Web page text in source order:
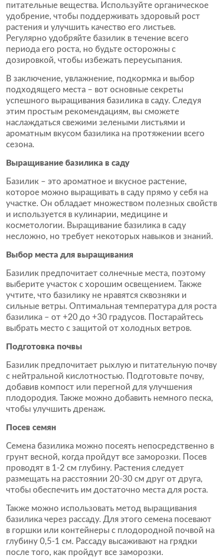
питательные вещества. Используйте органическое
удобрение, чтобы поддерживать здоровый рост
растения и улучшить качество его листьев.
Регулярно удобряйте базилик в течение всего
периода его роста, но будьте осторожны с
дозировкой, чтобы избежать переусыпания.
В заключение, увлажнение, подкормка и выбор
подходящего места – вот основные секреты
успешного выращивания базилика в саду. Следуя
этим простым рекомендациям, вы сможете
наслаждаться свежими зелеными листьями и
ароматным вкусом базилика на протяжении всего
сезона.
Выращивание базилика в саду
Базилик – это ароматное и вкусное растение,
которое можно выращивать в саду прямо у себя на
участке. Он обладает множеством полезных свойств
и используется в кулинарии, медицине и
косметологии. Выращивание базилика в саду
несложно, но требует некоторых навыков и знаний.
Выбор места для выращивания
Базилик предпочитает солнечные места, поэтому
выберите участок с хорошим освещением. Также
учтите, что базилику не нравятся сквозняки и
сильные ветры. Оптимальная температура для роста
базилика – от +20 до +30 градусов. Постарайтесь
выбрать место с защитой от холодных ветров.
Подготовка почвы
Базилик предпочитает рыхлую и питательную почву
с нейтральной кислотностью. Подготовьте почву,
добавив компост или перегной для улучшения
плодородия. Также можно добавить немного песка,
чтобы улучшить дренаж.
Посев семян
Семена базилика можно посеять непосредственно в
грунт весной, когда пройдут все заморозки. Посев
проводят в 1-2 см глубину. Растения следует
размещать на расстоянии 20-30 см друг от друга,
чтобы обеспечить им достаточно места для роста.
Также можно использовать метод выращивания
базилика через рассаду. Для этого семена посевают
в горшки или контейнеры с плодородной почвой на
глубину 0,5-1 см. Рассаду высаживают на грядки
после того, как пройдут все заморозки.